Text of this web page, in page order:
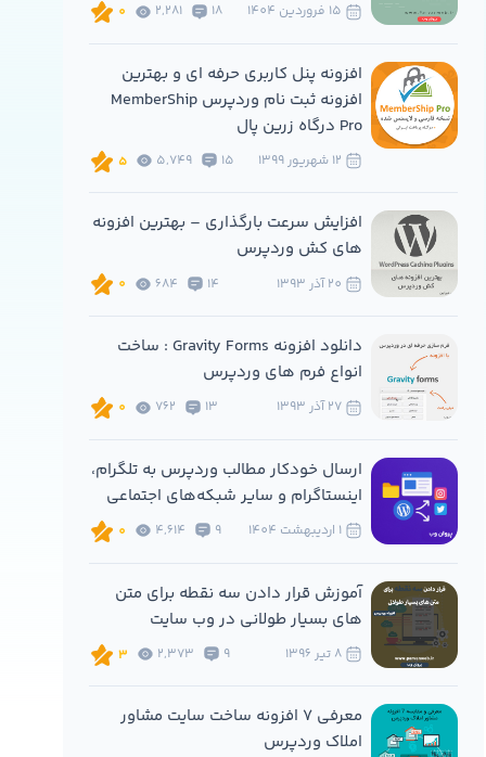
18
2,281
0
افزونه پنل کاربری حرفه ای و بهترین
افزونه ثبت نام وردپرس MemberShip
Pro درگاه زرین پال
15
5,749
5
افزایش سرعت بارگذاری – بهترین افزونه
های کش وردپرس
14
684
0
دانلود افزونه Gravity Forms : ساخت
انواع فرم های وردپرس
13
762
0
ارسال خودکار مطالب وردپرس به تلگرام،
اینستاگرام و سایر شبکه‌های اجتماعی
9
4,614
0
آموزش قرار دادن سه نقطه برای متن
های بسیار طولانی در وب سایت
9
2,373
3
معرفی 7 افزونه ساخت سایت مشاور
املاک وردپرس